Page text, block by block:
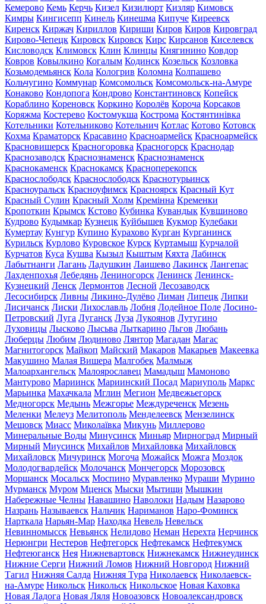
Кемерово Кемь Керчь Кизел Кизилюрт Кизляр Кимовск
Кимры Кингисепп Кинель Кинешма Кипуче Киреевск
Киренск Киржач Кириллов Кириши Киров Киров Кировград
Кирово-Чепецк Кировск Кировск Кирс Кирсанов Киселевск
Кисловодск Климовск Клин Клинцы Княгинино Ковдор
Ковров Ковылкино Когалым Кодинск Козельск Козловка
Козьмодемьянск Кола Кологрив Коломна Колпашево
Кольчугино Коммунар Комсомольск Комсомольск-на-Амуре
Конаково Кондопога Кондрово Константиновск Копейск
Кораблино Кореновск Коркино Королёв Короча Корсаков
Коряжма Костерево Костомукша Кострома Костянтинівка
Котельники Котельниково Котельнич Котлас Котово Котовск
Кохма Краматорск Красавино Красноармейск Красноармейск
Красновишерск Красногоровка Красногорск Краснодар
Краснозаводск Краснознаменск Краснознаменск
Краснокаменск Краснокамск Красноперекопск
Краснослободск Краснослободск Краснотурьинск
Красноуральск Красноуфимск Красноярск Красный Кут
Красный Сулин Красный Холм Кремінна Кременки
Кропоткин Крымск Кстово Кубинка Кувандык Кувшиново
Кудрово Кудымкар Кузнецк Куйбышев Кукмор Кулебаки
Кумертау Кунгур Купино Курахово Курган Курганинск
Курильск Курлово Куровское Курск Куртамыш Курчалой
Курчатов Куса Кушва Кызыл Кыштым Кяхта Лабинск
Лабытнанги Лагань Ладушкин Лаишево Лакинск Лангепас
Лахденпохья Лебедянь Лениногорск Ленинск Ленинск-
Кузнецкий Ленск Лермонтов Лесной Лесозаводск
Лесосибирск Ливны Ликино-Дулёво Лиман Липецк Липки
Лисичанск Лиски Лихославль Лобня Лодейное Поле Лосино-
Петровский Луга Луганск Луза Лукоянов Лутугино
Луховицы Лысково Лысьва Лыткарино Льгов Любань
Люберцы Любим Людиново Лянтор Магадан Магас
Магнитогорск Майкоп Майский Макаров Макарьев Макеевка
Макушино Малая Вишера Малгобек Малмыж
Малоархангельск Малоярославец Мамадыш Мамоново
Мантурово Мариинск Мариинский Посад Мариуполь Маркс
Марьинка Махачкала Мглин Мегион Медвежьегорск
Медногорск Медынь Межгорье Междуреченск Мезень
Меленки Мелеуз Мелитополь Менделеевск Мензелинск
Мещовск Миасс Миколаївка Микунь Миллерово
Минеральные Воды Минусинск Миньяр Мирноград Мирный
Мирный Миусинск Михайлов Михайловка Михайловск
Михайловск Мичуринск Могоча Можайск Можга Моздок
Молодогвардейск Молочанск Мончегорск Морозовск
Моршанск Мосальск Моспино Муравленко Мураши Мурино
Мурманск Муром Мценск Мыски Мытищи Мышкин
Набережные Челны Навашино Наволоки Надым Назарово
Назрань Называевск Нальчик Нариманов Наро-Фоминск
Нарткала Нарьян-Мар Находка Невель Невельск
Невинномысск Невьянск Нелидово Неман Нерехта Нерчинск
Нерюнгри Нестеров Нефтегорск Нефтекамск Нефтекумск
Нефтеюганск Нея Нижневартовск Нижнекамск Нижнеудинск
Нижние Серги Нижний Ломов Нижний Новгород Нижний
Тагил Нижняя Салда Нижняя Тура Николаевск Николаевск-
на-Амуре Никольск Никольск Никольское Новая Каховка
Новая Ладога Новая Ляля Новоазовск Новоалександровск